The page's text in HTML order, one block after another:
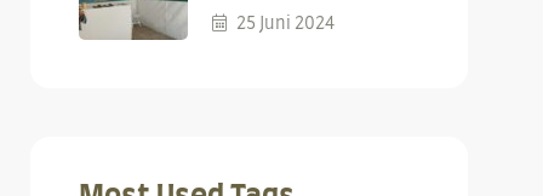
25 Juni 2024